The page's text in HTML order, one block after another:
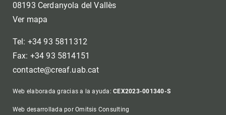
08193 Cerdanyola del Vallès
Ver mapa
Tel: +34 93 5811312
Fax: +34 93 5814151
contacte@creaf.uab.cat
Web elaborada gracias a la ayuda:CEX2023-001340-S
Web desarrollada por Omitsis Consulting